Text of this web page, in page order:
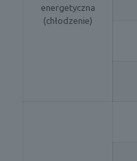
energetyczna
(chłodzenie)